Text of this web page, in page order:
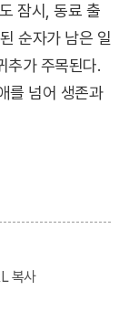
잠시, 동료 출
순자가 남은 일
추가 주목된다.
를 넘어 생존과
복사